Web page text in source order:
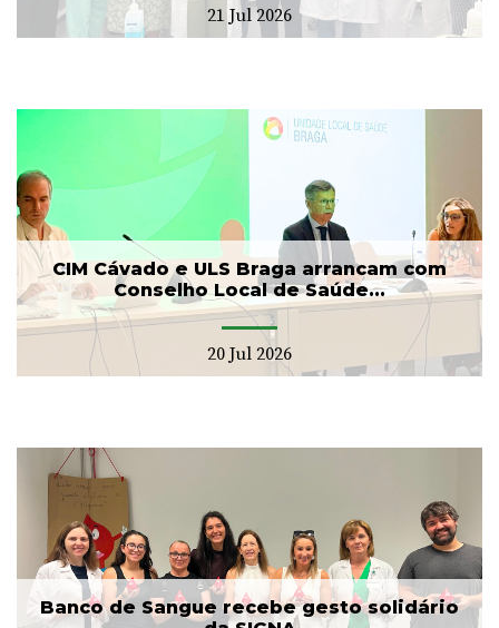
21 Jul 2026
CIM Cávado e ULS Braga arrancam com
Conselho Local de Saúde...
20 Jul 2026
Banco de Sangue recebe gesto solidário